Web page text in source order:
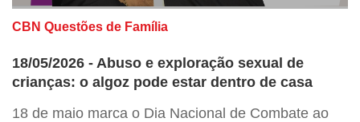
CBN Questões de Família
18/05/2026 - Abuso e exploração sexual de
crianças: o algoz pode estar dentro de casa
18 de maio marca o Dia Nacional de Combate ao